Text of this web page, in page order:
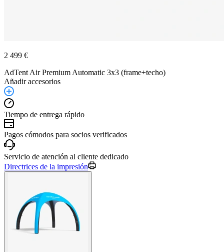
2 499 €
AdTent Air Premium Automatic 3x3 (frame+techo)
Añadir accesorios
Tiempo de entrega rápido
Pagos cómodos para socios verificados
Servicio de atención al cliente dedicado
Directrices de la impresión